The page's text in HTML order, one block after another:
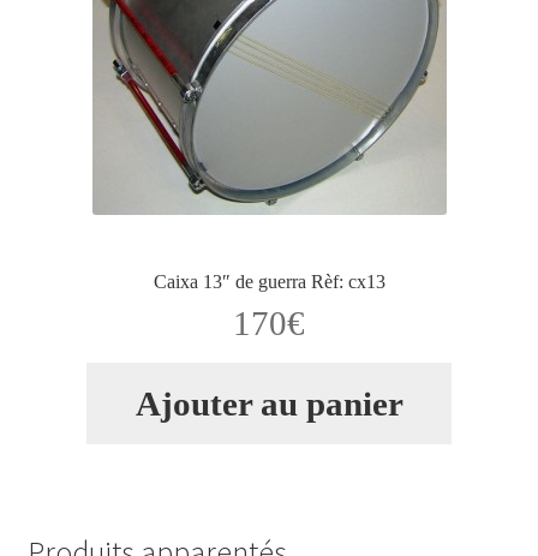
Caixa 13″ de guerra Rèf: cx13
170€
Ajouter au panier